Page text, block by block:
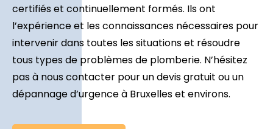
certifiés et continuellement formés. Ils ont
l’expérience et les connaissances nécessaires pour
intervenir dans toutes les situations et résoudre
tous types de problèmes de plomberie. N’hésitez
pas à nous contacter pour un devis gratuit ou un
dépannage d’urgence à Bruxelles et environs.